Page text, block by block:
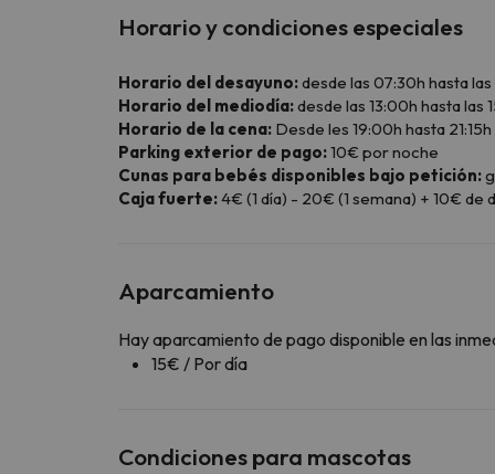
Horario y condiciones especiales
Horario del desayuno:desde las 07:30h hasta las
Horario del mediodía:desde las 13:00h hasta las
Horario de la cena: Desde les 19:00h hasta 21:15h
Parking exterior de pago:10€ por noche
Cunas para bebés disponibles bajo petición:
Caja fuerte:4€ (1 día) - 20€ (1 semana) + 10€ de
Aparcamiento
Hay aparcamiento de pago disponible en las
15€ / Por día
Condiciones para mascotas